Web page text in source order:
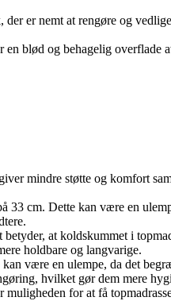
er nemt at rengøre og
blød og behagelig
mindre støtte og komfort
33 cm. Dette kan være en
at koldskummet i
holdbare og langvarige.
være en ulempe, da det
hvilket gør dem mere
for at få